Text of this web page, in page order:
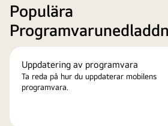
Populära
Uppdatering av programvara
Ta reda på hur du uppdaterar mobilens
programvara.